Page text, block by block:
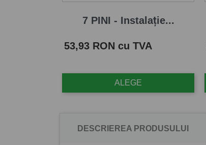
7 PINI - Instalație...
Pret
53,93 RON cu TVA
ALEGE
DESCRIEREA PRODUSULUI